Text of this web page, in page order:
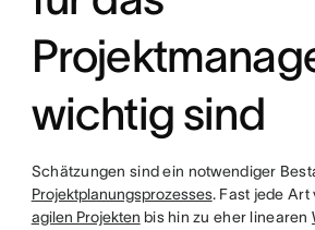
wichtig sind
Schätzungen sind ein notwendiger
Projektplanungsprozesses. Fast jede Art
agilen Projekten bis hin zu eher linearen